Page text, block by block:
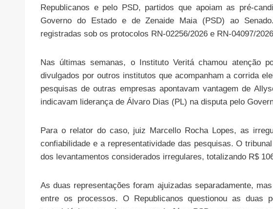
Republicanos e pelo PSD, partidos que apoiam as pré-
Governo do Estado e de Zenaide Maia (PSD) ao
registradas sob os protocolos RN-02256/2026 e RN-04097/
Nas últimas semanas, o Instituto Veritá chamou atenção
divulgados por outros institutos que acompanham a corrida
pesquisas de outras empresas apontavam vantagem de
indicavam liderança de Álvaro Dias (PL) na disputa pelo
Para o relator do caso, juiz Marcello Rocha Lopes, as
confiabilidade e a representatividade das pesquisas. O
dos levantamentos considerados irregulares, totalizando R$
As duas representações foram ajuizadas separadamente,
entre os processos. O Republicanos questionou as duas